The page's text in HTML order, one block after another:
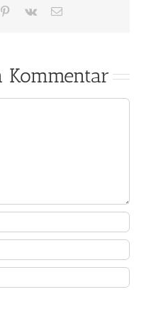
Pinterest
Vk
E-
Kommentar